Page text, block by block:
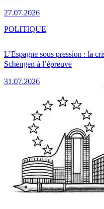
27.07.2026
L’Espagne sous pression : la
Schengen à l’épreuve
31.07.2026
POLITIQUE